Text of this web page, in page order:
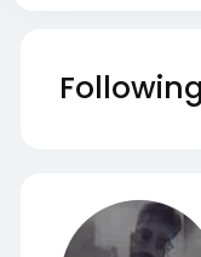
Following